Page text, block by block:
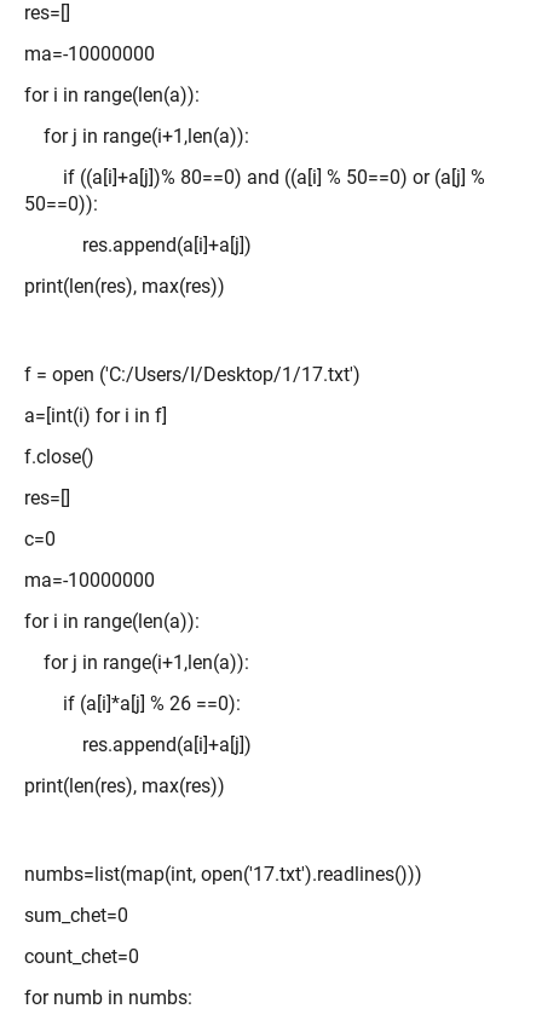
res=[]
ma=-10000000
for i in range(len(a)):
for j in range(i+1,len(a)):
if ((a[i]+a[j])% 80==0) and ((a[i] % 50==0) or (a[j] %
50==0)):
res.append(a[i]+a[j])
print(len(res), max(res))
f = open ('C:/Users/I/Desktop/1/17.txt')
a=[int(i) for i in f]
f.close()
res=[]
c=0
ma=-10000000
for i in range(len(a)):
for j in range(i+1,len(a)):
if (a[i]*a[j] % 26 ==0):
res.append(a[i]+a[j])
print(len(res), max(res))
numbs=list(map(int, open('17.txt').readlines()))
sum_chet=0
count_chet=0
for numb in numbs: